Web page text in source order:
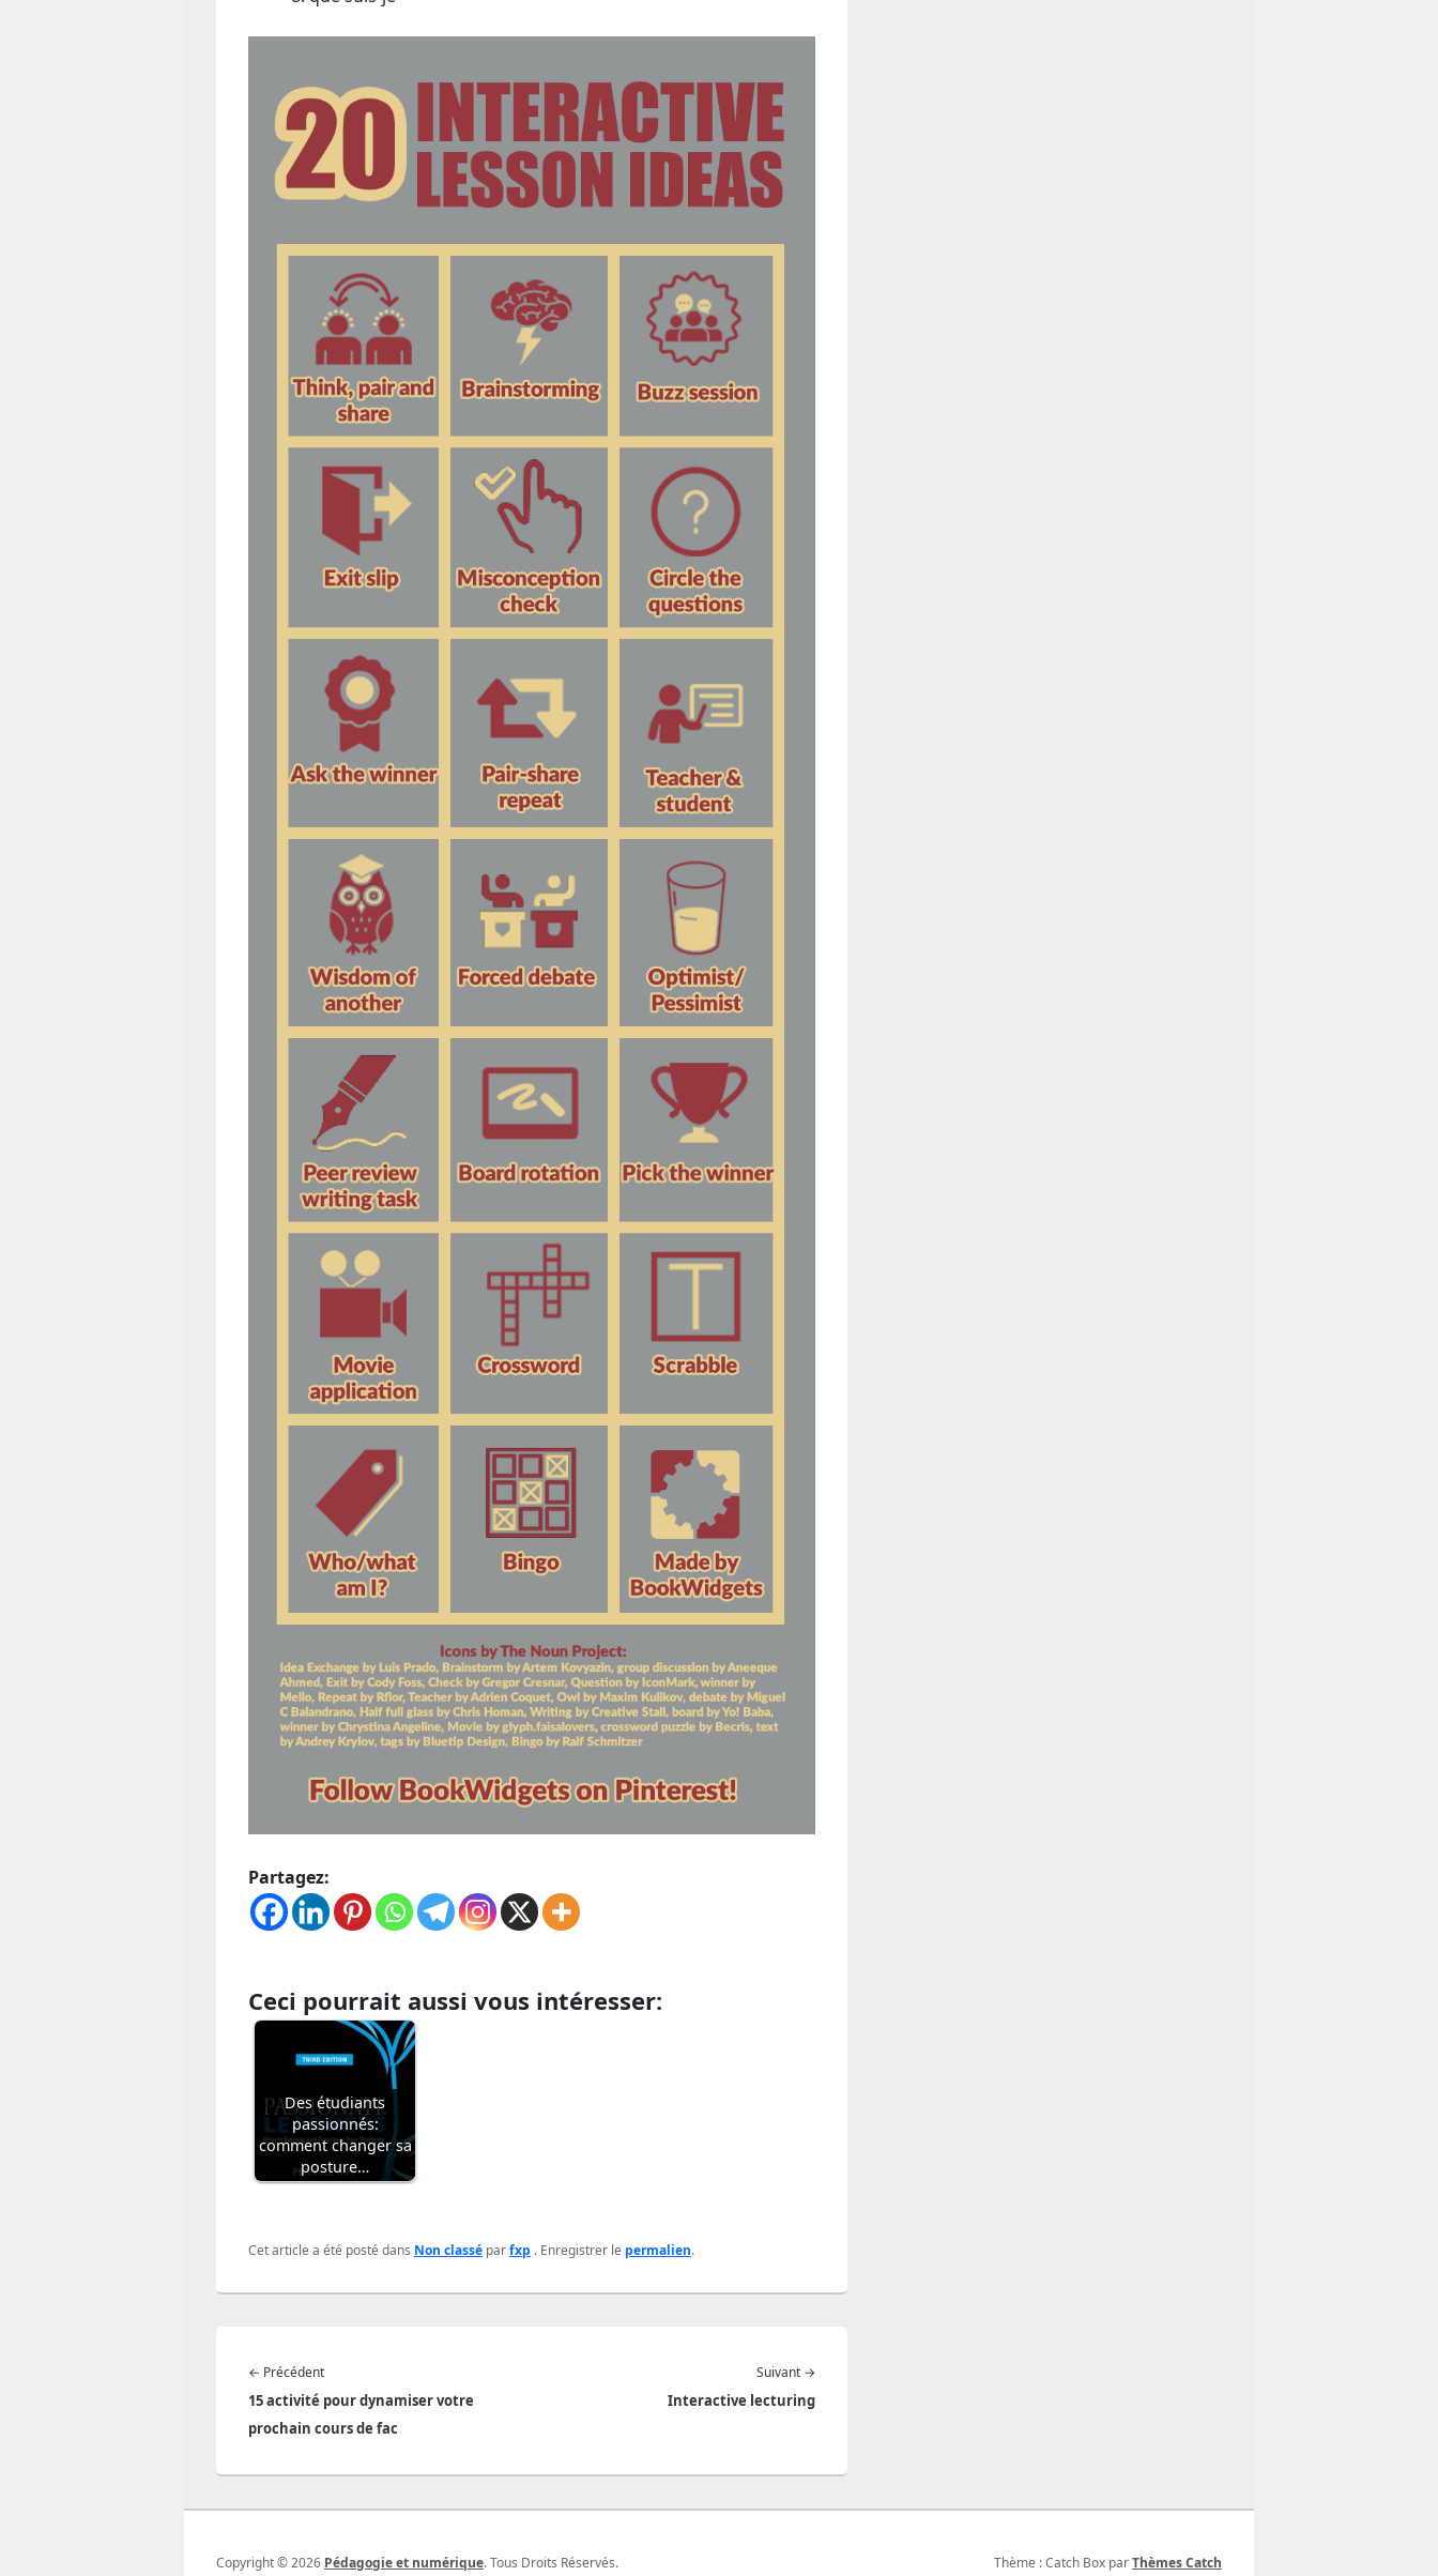
Partagez:
Ceci pourrait aussi vous intéresser:
Des étudiants
passionnés:
comment changer sa
posture…
Cet article a été posté dans Non classé parfxp . Enregistrer le permalien.
Navigation
de
l’article
← PrécédentArticle
précédent :
15 activité pour dynamiser votre
prochain cours de fac
Suivant →
suivant :
Interactive lecturing
Copyright © 2026 Pédagogie et numérique. Tous Droits Réservés. Thème : Catch Box parThèmes Catch